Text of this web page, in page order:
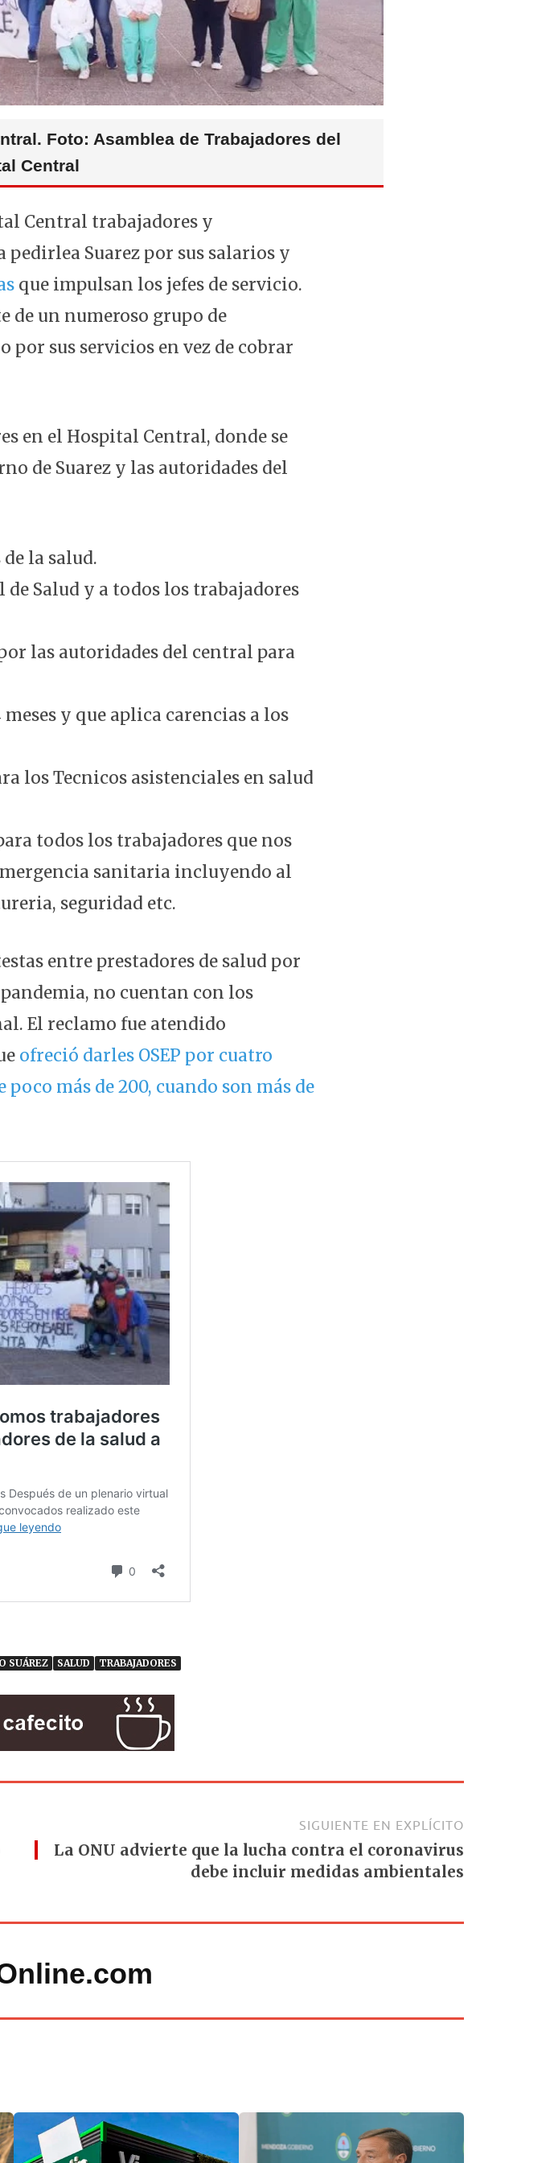
Foto: Asamblea de Trabajadores del
Central
Central trabajadores y
Suarez por sus salarios y
que impulsan los jefes de servicio.
de un numeroso grupo de
por sus servicios en vez de cobrar
en el Hospital Central, donde se
de Suarez y las autoridades del
la salud.
Salud y a todos los trabajadores
las autoridades del central para
y que aplica carencias a los
los Tecnicos asistenciales en salud
todos los trabajadores que nos
sanitaria incluyendo al
seguridad etc.
entre prestadores de salud por
no cuentan con los
El reclamo fue atendido
ofreció darles OSEP por cuatro
más de 200, cuando son más de
SUÁREZ SALUD TRABAJADORES
SIGUIENTE EN EXPLÍCITO
La ONU advierte que la lucha contra el coronavirus
debe incluir medidas ambientales